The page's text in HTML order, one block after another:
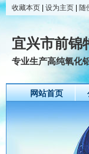
收藏本页 设为主页 随
宜兴市前锦
专业生产高纯氧化
网站首页